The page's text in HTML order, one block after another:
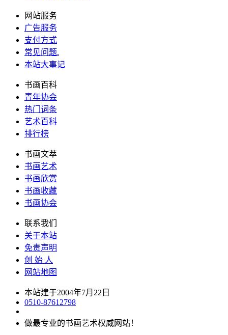
网站服务
广告服务
支付方式
常见问题.
本站大事记
书画百科
青年协会
热门词条
艺术百科
排行榜
书画文萃
书画艺术
书画欣赏
书画收藏
书画协会
联系我们
关于本站
免责声明
创 始 人
网站地图
本站建于2004年7月22日
0510-87612798
做最专业的书画艺术权威网站！